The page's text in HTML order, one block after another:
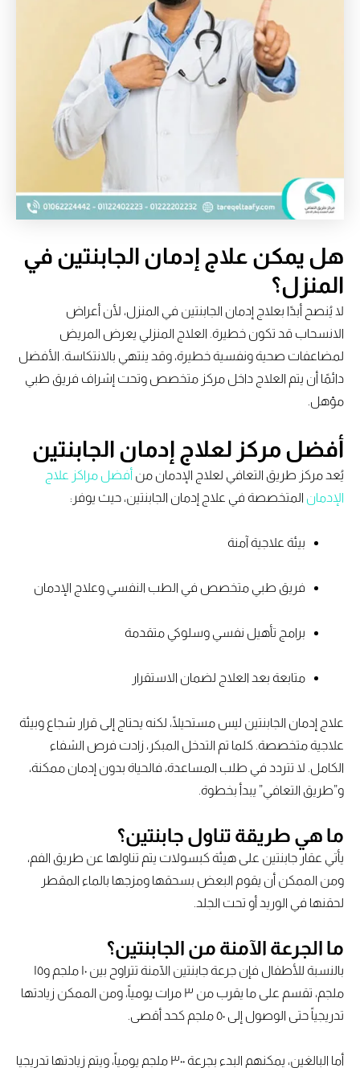
هل يمكن علاج إدمان الجابنتين في
المنزل؟
لا يُنصح أبدًا بعلاج إدمان الجابنتين في المنزل، لأن أعراض
الانسحاب قد تكون خطيرة. العلاج المنزلي يعرض المريض
لمضاعفات صحية ونفسية خطيرة، وقد ينتهي بالانتكاسة. الأفضل
دائمًا أن يتم العلاج داخل مركز متخصص وتحت إشراف فريق طبي
مؤهل.
أفضل مركز لعلاج إدمان الجابنتين
يُعد مركز طريق التعافي لعلاج الإدمان منأفضل مراكز علاج
الإدمانالمتخصصة في علاج إدمان الجابنتين، حيث يوفر:
بيئة علاجية آمنة
فريق طبي متخصص في الطب النفسي وعلاج الإدمان
برامج تأهيل نفسي وسلوكي متقدمة
متابعة بعد العلاج لضمان الاستقرار
علاج إدمان الجابنتين ليس مستحيلًا، لكنه يحتاج إلى قرار شجاع وبيئة
علاجية متخصصة. كلما تم التدخل المبكر، زادت فرص الشفاء
الكامل. لا تتردد في طلب المساعدة، فالحياة بدون إدمان ممكنة،
و”طريق التعافي” يبدأ بخطوة.
ما هي طريقة تناول جابنتين؟
يأتي عقار جابنتين على هيئة كبسولات يتم تناولها عن طريق الفم،
ومن الممكن أن يقوم البعض بسحقها ومزجها بالماء المقطر
لحقنها في الوريد أو تحت الجلد.
ما الجرعة الآمنة من الجابنتين؟
بالنسبة للأطفال فإن جرعة جابنتين الآمنة تتراوح بين ١٠ ملجم و١٥
ملجم، تقسم على ما يقرب من ٣ مرات يومياً، ومن الممكن زيادتها
تدريجياً حتى الوصول إلى ٥٠ ملجم كحد أقصى.
أما البالغين، يمكنهم البدء بجرعة ٣٠٠ ملجم يومياً، ويتم زيادتها تدريجيا